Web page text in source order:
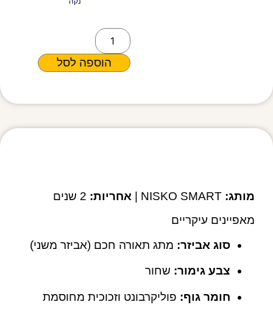
הוספה לסל
מותג: אחריות:
מאפיינים עיקריים
סוג אביזר: מתג תאורה חכם (אביזר משני)
צבע גימור: שחור
חומר גוף: פוליקרבונט וזכוכית מחוסמת